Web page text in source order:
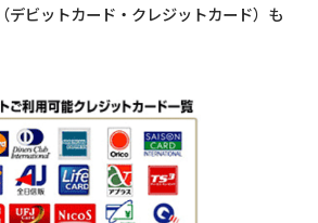
デビットカード・クレジットカード）も